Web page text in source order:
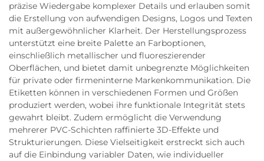
präzise Wiedergabe komplexer Details und erlauben somit
die Erstellung von aufwendigen Designs, Logos und Texten
mit außergewöhnlicher Klarheit. Der Herstellungsprozess
unterstützt eine breite Palette an Farboptionen,
einschließlich metallischer und fluoreszierender
Oberflächen, und bietet damit unbegrenzte Möglichkeiten
für private oder firmeninterne Markenkommunikation. Die
Etiketten können in verschiedenen Formen und Größen
produziert werden, wobei ihre funktionale Integrität stets
gewahrt bleibt. Zudem ermöglicht die Verwendung
mehrerer PVC-Schichten raffinierte 3D-Effekte und
Strukturierungen. Diese Vielseitigkeit erstreckt sich auch
auf die Einbindung variabler Daten, wie individueller